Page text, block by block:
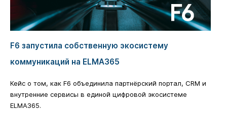
F6 запустила собственную экосистему
коммуникаций на ELMA365
Кейс о том, как F6 объединила партнёрский портал, CRM и
внутренние сервисы в единой цифровой экосистеме
ELMA365.